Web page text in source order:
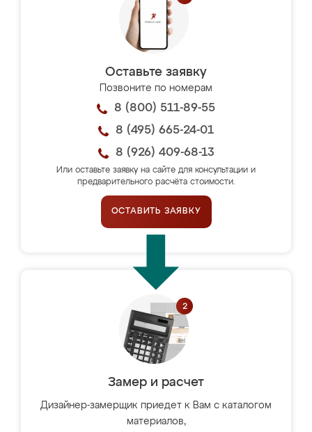
Оставьте заявку
Позвоните по номерам
8 (800) 511-89-55
8 (495) 665-24-01
8 (926) 409-68-13
Или оставьте заявку на сайте для консультации и
предварительного расчёта стоимости.
ОСТАВИТЬ ЗАЯВКУ
Замер и расчет
Дизайнер-замерщик приедет к Вам с каталогом
материалов,